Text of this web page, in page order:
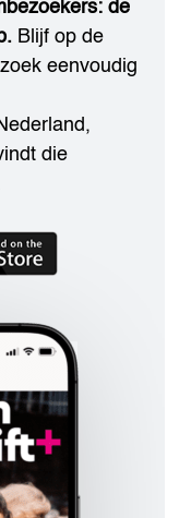
de
Blijf op de
eenvoudig
die